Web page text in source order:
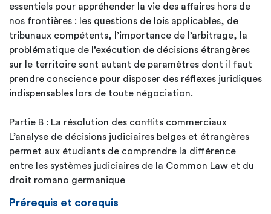
essentiels pour appréhender la vie des affaires hors de
nos frontières : les questions de lois applicables, de
tribunaux compétents, l’importance de l’arbitrage, la
problématique de l’exécution de décisions étrangères
sur le territoire sont autant de paramètres dont il faut
prendre conscience pour disposer des réflexes juridiques
indispensables lors de toute négociation.
Partie B : La résolution des conflits commerciaux
L’analyse de décisions judiciaires belges et étrangères
permet aux étudiants de comprendre la différence
entre les systèmes judiciaires de la Common Law et du
droit romano germanique
Prérequis et corequis